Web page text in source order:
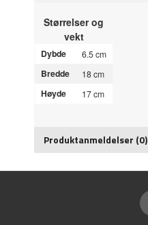
Størrelser og
vekt
Dybde 6.5 cm
Bredde 18 cm
Høyde 17 cm
Produktanmeldelser (0)